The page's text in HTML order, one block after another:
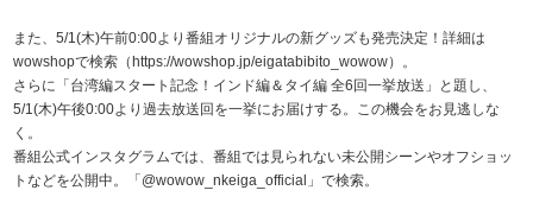
また、5/1(木)午前0:00より番組オリジナルの新グッズも発売決定！詳細は
wowshopで検索（https://wowshop.jp/eigatabibito_wowow）。
さらに「台湾編スタート記念！インド編＆タイ編 全6回一挙放送」と題し、
5/1(木)午後0:00より過去放送回を一挙にお届けする。この機会をお見逃しな
く。
番組公式インスタグラムでは、番組では見られない未公開シーンやオフショッ
トなどを公開中。「@wowow_nkeiga_official」で検索。